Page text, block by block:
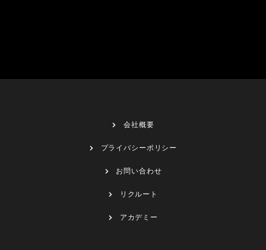
会社概要
プライバシーポリシー
お問い合わせ
リクルート
アカデミー